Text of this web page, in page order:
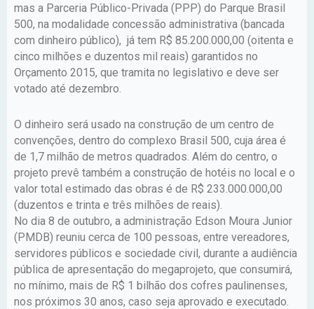
mas a Parceria Público-Privada (PPP) do Parque Brasil
500, na modalidade concessão administrativa (bancada
com dinheiro público), já tem R$ 85.200.000,00 (oitenta e
cinco milhões e duzentos mil reais) garantidos no
Orçamento 2015, que tramita no legislativo e deve ser
votado até dezembro.
O dinheiro será usado na construção de um centro de
convenções, dentro do complexo Brasil 500, cuja área é
de 1,7 milhão de metros quadrados. Além do centro, o
projeto prevê também a construção de hotéis no local e o
valor total estimado das obras é de R$ 233.000.000,00
(duzentos e trinta e três milhões de reais).
No dia 8 de outubro, a administração Edson Moura Junior
(PMDB) reuniu cerca de 100 pessoas, entre vereadores,
servidores públicos e sociedade civil, durante a audiência
pública de apresentação do megaprojeto, que consumirá,
no mínimo, mais de R$ 1 bilhão dos cofres paulinenses,
nos próximos 30 anos, caso seja aprovado e executado.